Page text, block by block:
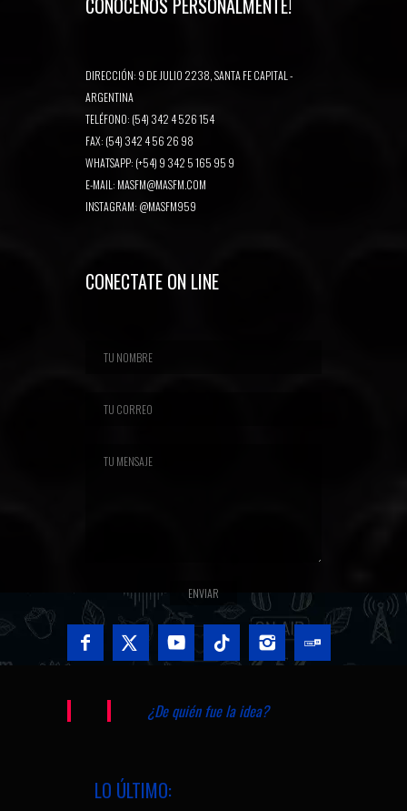
DIRECCIÓN: 9 DE JULIO 2238, SANTA FE CAPITAL -
ARGENTINA
TELÉFONO: (54) 342 4 526 154
FAX: (54) 342 4 56 26 98
WHATSAPP: (+54) 9 342 5 165 95 9
E-MAIL: MASFM@MASFM.COM
INSTAGRAM: @MASFM959
CONECTATE ON LINE
¿De quién fue la idea?
LO ÚLTIMO: